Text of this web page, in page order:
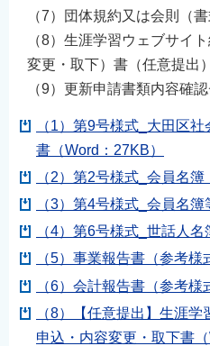
（7）団体規約又は会則（
（8）生涯学習ウェブサイ
変更・取下）書（任意提出）
（9）更新申請書類内容確
（1）第9号様式_大田区
書（Word：27KB）
（2）第2号様式_会員名簿
（3）第4号様式_会員名
（4）第6号様式_世話人名
（5）事業報告書（参考様
（6）会計報告書（参考様
（8）【任意提出】生涯
申込・内容変更・取下書（